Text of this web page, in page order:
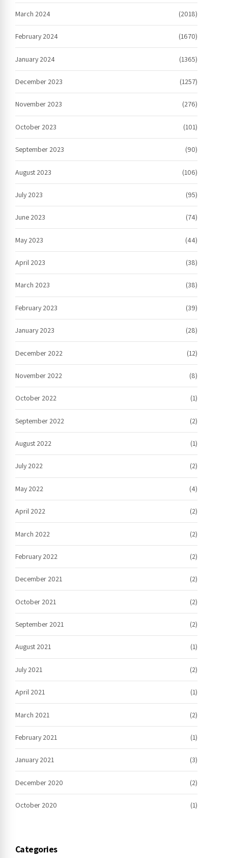
March 2024 (2018)
February 2024 (1670)
January 2024 (1365)
December 2023 (1257)
November 2023 (276)
October 2023 (101)
September 2023 (90)
August 2023 (106)
July 2023 (95)
June 2023 (74)
May 2023 (44)
April 2023 (38)
March 2023 (38)
February 2023 (39)
January 2023 (28)
December 2022 (12)
November 2022 (8)
October 2022 (1)
September 2022 (2)
August 2022 (1)
July 2022 (2)
May 2022 (4)
April 2022 (2)
March 2022 (2)
February 2022 (2)
December 2021 (2)
October 2021 (2)
September 2021 (2)
August 2021 (1)
July 2021 (2)
April 2021 (1)
March 2021 (2)
February 2021 (1)
January 2021 (3)
December 2020 (2)
October 2020 (1)
Categories